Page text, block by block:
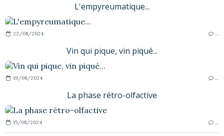
L'empyreumatique...
22/08/2024
Vin qui pique, vin piqué...
19/08/2024
La phase rétro-olfactive
15/08/2024